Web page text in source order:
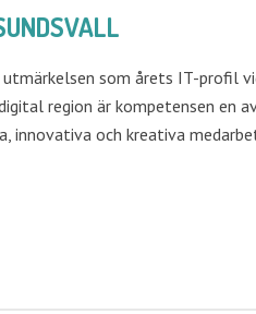
som årets IT-profil
region är kompetensen en
och kreativa